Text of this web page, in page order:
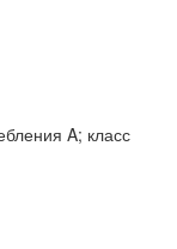
A; класс